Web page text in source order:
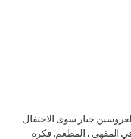
خيار سوى الاحتفال
المقهى ، المطعم. فكرة